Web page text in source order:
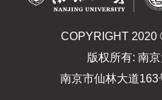
COPYRIGHT 2020
版权所有: 南
南京市仙林大道